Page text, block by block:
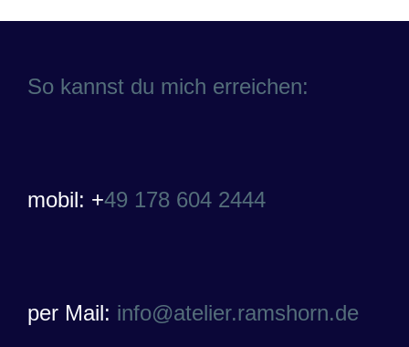
So kannst du mich erreichen:
mobil: +49 178 604 2444
per Mail: info@atelier.ramshorn.de